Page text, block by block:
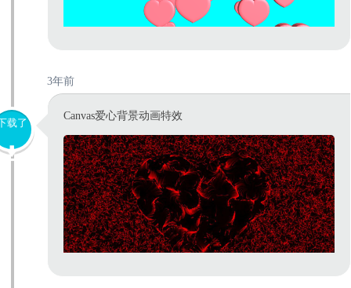
3年前
载了
Canvas爱心背景动画特效